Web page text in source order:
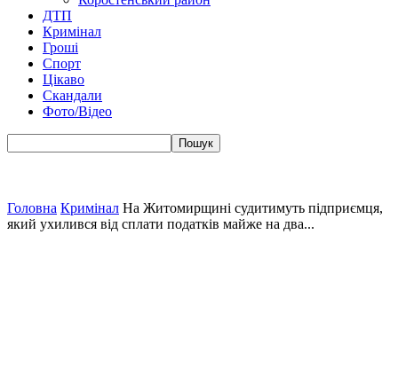
ДТП
Кримінал
Гроші
Спорт
Цікаво
Скандали
Фото/Відео
Головна Кримінал На Житомирщині судитимуть підприємця,
який ухилився від сплати податків майже на два...